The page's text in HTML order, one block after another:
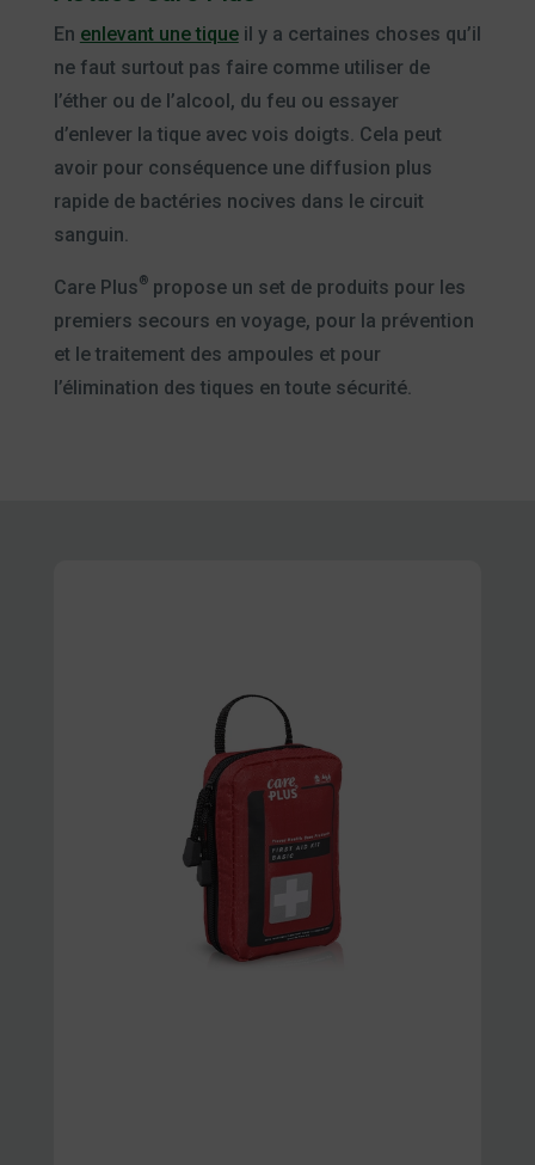
En enlevant une tiqueil y a certaines choses qu’il
ne faut surtout pas faire comme utiliser de
l’éther ou de l’alcool, du feu ou essayer
d’enlever la tique avec vois doigts. Cela peut
avoir pour conséquence une diffusion plus
rapide de bactéries nocives dans le circuit
sanguin.
Care Plus®propose un set de produits pour les
premiers secours en voyage, pour la prévention
et le traitement des ampoules et pour
l’élimination des tiques en toute sécurité.